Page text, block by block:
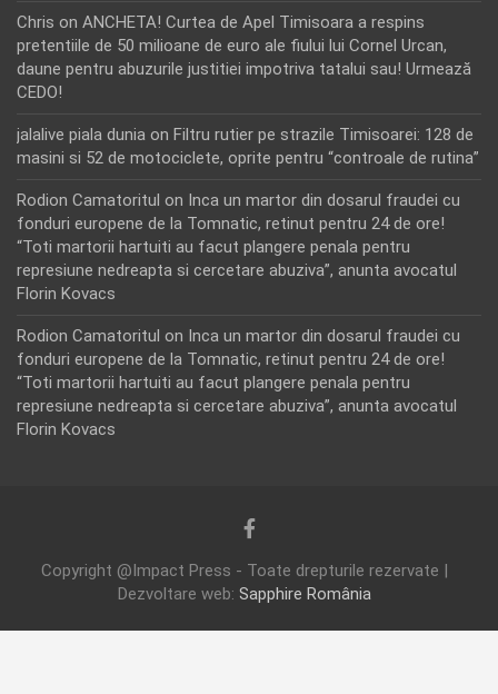
Chris on ANCHETA! Curtea de Apel Timisoara a respins
pretentiile de 50 milioane de euro ale fiului lui Cornel Urcan,
daune pentru abuzurile justitiei impotriva tatalui sau! Urmează
CEDO!
jalalive piala dunia on Filtru rutier pe strazile Timisoarei: 128 de
masini si 52 de motociclete, oprite pentru “controale de rutina”
Rodion Camatoritul on Inca un martor din dosarul fraudei cu
fonduri europene de la Tomnatic, retinut pentru 24 de ore!
“Toti martorii hartuiti au facut plangere penala pentru
represiune nedreapta si cercetare abuziva”, anunta avocatul
Florin Kovacs
Rodion Camatoritul on Inca un martor din dosarul fraudei cu
fonduri europene de la Tomnatic, retinut pentru 24 de ore!
“Toti martorii hartuiti au facut plangere penala pentru
represiune nedreapta si cercetare abuziva”, anunta avocatul
Florin Kovacs
Copyright @Impact Press - Toate drepturile rezervate |
Dezvoltare web: Sapphire România